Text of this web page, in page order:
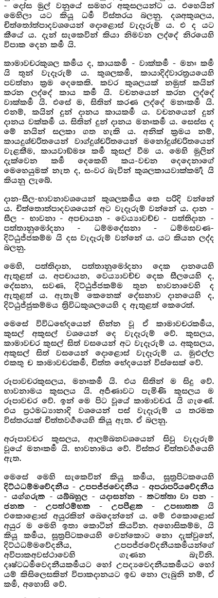
- දෝස මුල් වනුයේ සමහර අකුසලයන්ට ය. එහෙයින්
මෙහිලා යට කියූ ධර්‍ම විස්තරය බලනු. දශඅකුශලය,
චිත්තෝත්පාදවශයෙන් දොළොස් වැදෑරුම් ය. එ ද යට
කීයේ ය. දැන් සැකෙවින් කියා නිමවන ලද්දේ නිරයෙහි
විපාක දෙන කර්‍ම යි.
කාමාවචරකුශල කර්‍මය ද, කායකර්‍ම - වාක්කර්‍ම - මනඃ කර්‍ම
යි තුන් වැදෑරුම් ය. කුශලකර්‍ම, කායාදිද්වාරත්‍රයයෙහි
පවත්නා ක්‍රම දෙකෙකි. කවර කුශලයක් නමුත් කයින්
කරන ලද්දේ කාය කර්‍ම යි. වචනයෙන් කරන ලද්දේ
වාක්කර්‍ම යි. එසේ ම, සිතින් කරණ ලද්දේ මනඃකර්‍ම යි.
එනම්, කයින් දුන් දානය කායකර්‍ම ය. වචනයෙන් දුන්
දානය වක්කර්‍ම ය. සිතින් දුන් දානය මනඃකර්‍ම ය. සෙස්ස ද
මේ නයින් සලකා ගත හැකි ය. අනික් ක්‍රමය නම්,
කායදුශ්චරිතයෙන් වාග්දුශ්චරිතයෙන් මනෝදුශ්චරිතයෙන්
වැළකීම, කායවාඞ්මන්‍ඃ කර්‍ම කුසල් වීම ය. මෙහි මුලින්
දැක්වෙන කර්‍ම දෙකෙහි කය-වචන දෙදෙනාගේ
මෙහෙයුමක් නැත ද, සංවර බැවින් කුශලකායවාක්කර්‍මැ යි
කියනු ලැබේ.
දාන-සීල-භාවනාවශයෙන් කුශලකර්‍මය තෙ පරිදි වන්නේ
ය. චිත්තොත්පාදවශයෙන් අට වැදෑරුම් වන්නේ ය. දාන -
සීල - භාවනා - අපචායන - වෙය්‍යාවච්ච - පත්තිදාන -
පත්තානුමෝදනා - ධම්මදේසනා - ධම්මසවණ-
දිට්ඨුජ්ජකම්ම යි දස වැදෑරුම් වන්නේ ය. යට කියන ලද්ද
බලනු.
මෙහි, පත්තිදාන, පත්තානුමෝදනා දෙක දානයෙහි
ඇතුළත් ය. අපචායන, වෙය්‍යාවච්ච දෙක සීලයෙහි ද,
දේසනා, සවණ, දිට්ඨුජ්ජකම්ම තුන භාවනාවෙහි ද
ඇතුළත් ය. ඇතැම් කෙනෙක් දේසනාව දානයෙහි ද,
දිට්ඨුජ්ජුකම්මය ත්‍රිවිධකුශලයෙහි ද ඇතුළත් කෙරෙත්.
මෙසේ විවිධභේදයෙන් භින්න වූ ඒ කාමාවචරකර්‍මය,
කුසල් අකුසල් වශයෙන් දෙ වැදෑරුම් වේ. කුසලය,
කාමාවචර කුසල් සිත් වසයෙන් අට වැදෑරුම් ය. අකුසලය,
අකුසල් සිත් වසයෙන් දොළොස් වැදෑරුම් ය. මුළුල්ල
එකතු ච කාමාවචරකර්‍ම, චිත්ත භේදයෙන් විස්සෙක් වේ.
රූපාවචරකුසලය, මනඃකර්‍ම යි. එය සිතින් ම සිදු වේ.
භාවනාමය කුසලය යි. අර්‍පණාවට පැමිණි කුසලය ම
රූපාවචර වේ. ඉන් මෙ පිට වූයේ කාමාවචරැ යි ගැණේ.
එය ප්‍රථමධ්‍යානාදි වශයෙන් පස් වැදෑරුම් ය තරමක
විස්තරයක් චිත්තවර්‍ගයෙහි කියූ ඇත. ඒ බලනු.
අරූපාවචර කුසලය, ආලම්බනවශයෙන් සිවු වැදෑරුම්
වූයේ මනඃකර්‍ම යි. භාවනාමය වේ. විස්තර චිත්තවර්‍ගයෙහි
ඇත.
මෙසේ මෙහි සැකෙවින් කියූ කර්‍මය, සූත්‍රපිටකයෙහි
දිට්ඨධම්මවේදනීය - උපපජ්‍ජවෙදනීය - අපරාපරියවේදනීය
- යග්ගරුක - යබ්බහුල - යදාසන්න - කටත්තා වා පන -
ජනක - උපත්ථම්භක - උපපීළක - උපඝාතක යි
එකොළොස් අයුරකින් බෙදෙන්නේ ය. මේ එකොළොස්
අයුර ම මෙහි ඉතා කොටින් කියවින. අහොසිකම්ම, යි
කියූ කර්‍මය, සූත්‍රපිටකයෙහි වෙන්කොට නො දැක්වුනේ,
දිට්ඨධම්මවේදනීය, උපපජ්ජවේදනීයකර්‍මයන්ගේ
අවිපාකඅවස්ථාවෙහි ගැණන බැවිනි.
දෘෂ්ටධර්‍මවෙදනීයකර්‍මයට හෝ උපද්‍යවෙදනීයකර්‍මයට හෝ
යම් කිසිලෙසකින් විපාකදානයට ඉඩ නො ලැබුනි නම්, ඒ
කර්‍ම, අහොසි වේ.